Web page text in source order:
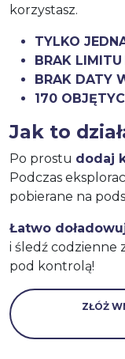
korzystasz.
TYLKO
BRAK LIMITU
BRAK DATY
170
Jak to
Po prostu dodaj
Podczas
pobierane na
Łatwo
i śledź codzienne
pod kontrolą!
ZŁÓŻ